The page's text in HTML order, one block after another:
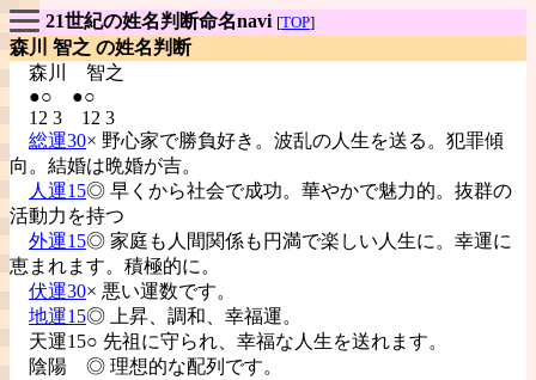
21世紀の姓名判断命名navi [TOP]
森川 智之 の姓名判断
森川 智之
●○ ●○
12 3 12 3
総運30× 野心家で勝負好き。波乱の人生を送る。犯罪傾
向。結婚は晩婚が吉。
人運15◎ 早くから社会で成功。華やかで魅力的。抜群の
活動力を持つ
外運15◎ 家庭も人間関係も円満で楽しい人生に。幸運に
恵まれます。積極的に。
伏運30× 悪い運数です。
地運15◎ 上昇、調和、幸福運。
天運15○ 先祖に守られ、幸福な人生を送れます。
陰陽 ◎ 理想的な配列です。